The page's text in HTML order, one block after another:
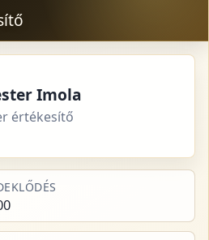
Imola
értékesítő